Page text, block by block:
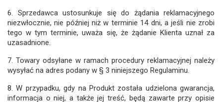
6. Sprzedawca ustosunkuje się do żądania reklamacyjnego
niezwłocznie, nie później niż w terminie 14 dni, a jeśli nie zrobi
tego w tym terminie, uważa się, że żądanie Klienta uznał za
uzasadnione.
7. Towary odsyłane w ramach procedury reklamacyjnej należy
wysyłać na adres podany w § 3 niniejszego Regulaminu.
8. W przypadku, gdy na Produkt została udzielona gwarancja,
informacja o niej, a także jej treść, będą zawarte przy opisie